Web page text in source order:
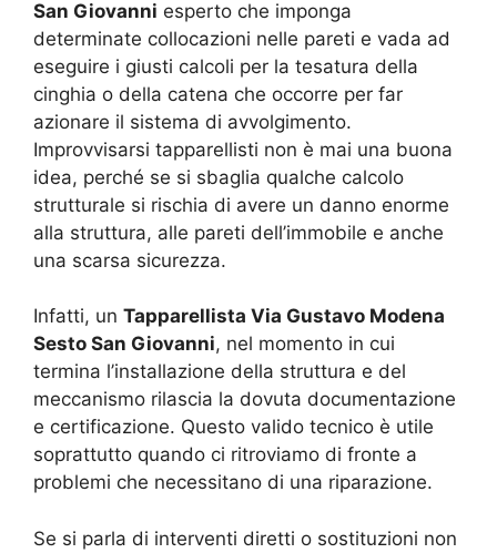
San Giovanni esperto che imponga
determinate collocazioni nelle pareti e vada ad
eseguire i giusti calcoli per la tesatura della
cinghia o della catena che occorre per far
azionare il sistema di avvolgimento.
Improvvisarsi tapparellisti non è mai una buona
idea, perché se si sbaglia qualche calcolo
strutturale si rischia di avere un danno enorme
alla struttura, alle pareti dell’immobile e anche
una scarsa sicurezza.
Infatti, un Tapparellista Via Gustavo Modena
Sesto San Giovanni, nel momento in cui
termina l’installazione della struttura e del
meccanismo rilascia la dovuta documentazione
e certificazione. Questo valido tecnico è utile
soprattutto quando ci ritroviamo di fronte a
problemi che necessitano di una riparazione.
Se si parla di interventi diretti o sostituzioni non